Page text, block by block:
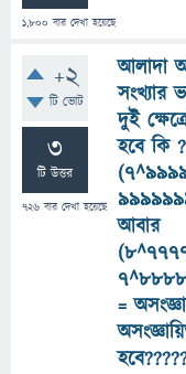
1,800 বার দেখা হয়েছে
+2
টি ভোট
3
টি উত্তর
726 বার দেখা হয়েছে
আলাদা
সংখ্যার
দুই
হবে কি
আবার
=